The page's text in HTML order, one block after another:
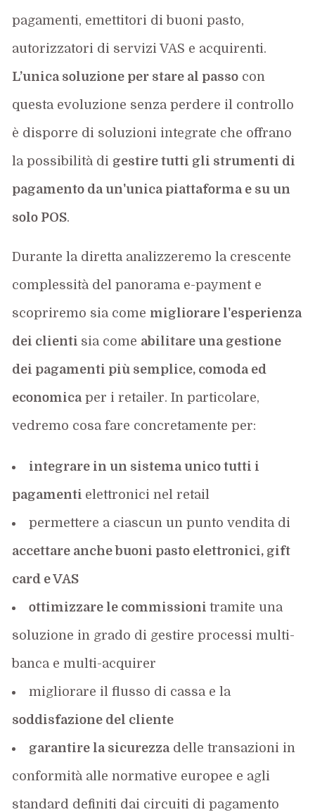
pagamenti, emettitori di buoni pasto,
autorizzatori di servizi VAS e acquirenti.
L’unica soluzione per stare al passo con
questa evoluzione senza perdere il controllo
è disporre di soluzioni integrate che offrano
la possibilità di gestire tutti gli strumenti di
pagamento da un'unica piattaforma e su un
solo POS.
Durante la diretta analizzeremo la crescente
complessità del panorama e-payment e
scopriremo sia come migliorare l'esperienza
dei clienti sia come abilitare una gestione
dei pagamenti più semplice, comoda ed
economica per i retailer. In particolare,
vedremo cosa fare concretamente per:
integrare in un sistema unico tutti i
pagamenti elettronici nel retail
permettere a ciascun un punto vendita di
accettare anche buoni pasto elettronici, gift
card e VAS
ottimizzare le commissionitramite una
soluzione in grado di gestire processi multi-
banca e multi-acquirer
migliorare il flusso di cassa e la
soddisfazione del cliente
garantire la sicurezza delle transazioni in
conformità alle normative europee e agli
standard definiti dai circuiti di pagamento